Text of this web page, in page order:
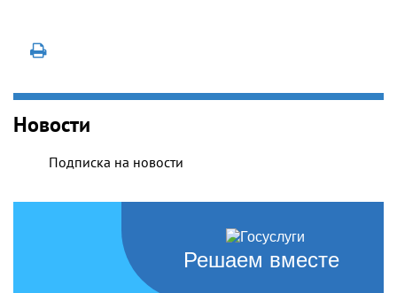
Новости
Подписка на новости
Решаем вместе